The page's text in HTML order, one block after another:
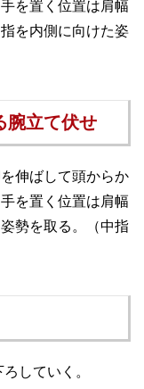
を置く位置は肩幅
を内側に向けた姿
腕立て伏せ
伸ばして頭からか
を置く位置は肩幅
勢を取る。（中指
していく。